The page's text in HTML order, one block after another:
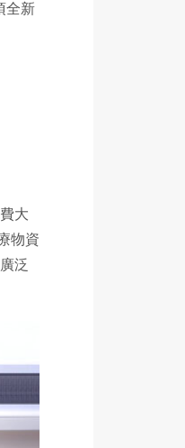
全新
大
物資
泛